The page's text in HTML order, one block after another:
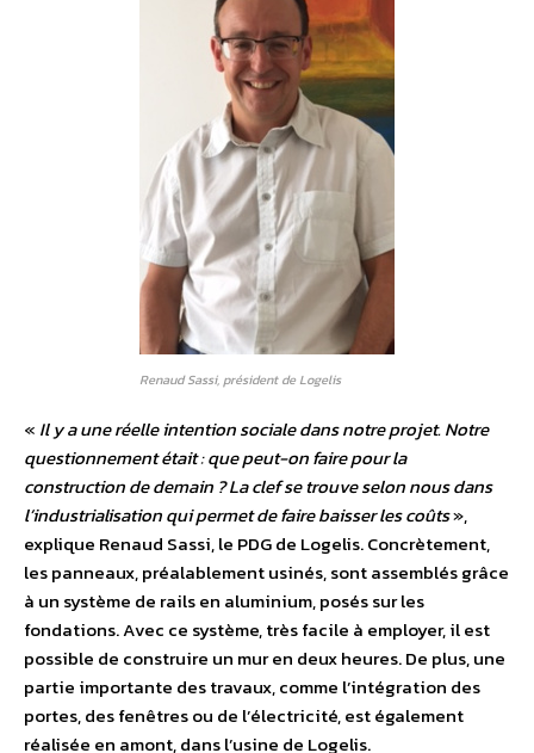
Renaud Sassi, président de Logelis
« Il y a une réelle intention sociale dans notre projet. Notre
questionnement était : que peut-on faire pour la
construction de demain ? La clef se trouve selon nous dans
l’industrialisation qui permet de faire baisser les coûts»,
explique Renaud Sassi, le PDG de Logelis. Concrètement,
les panneaux, préalablement usinés, sont assemblés grâce
à un système de rails en aluminium, posés sur les
fondations. Avec ce système, très facile à employer, il est
possible de construire un mur en deux heures. De plus, une
partie importante des travaux, comme l’intégration des
portes, des fenêtres ou de l’électricité, est également
réalisée en amont, dans l’usine de Logelis.